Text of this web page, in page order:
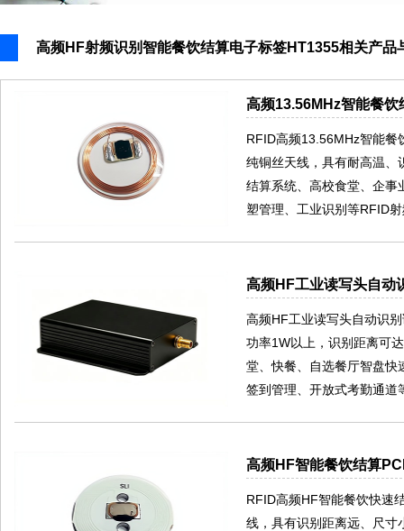
高频HF射频识别智能餐饮结算电子标签HT1355相关产品
高频13.56MHz智能餐
RFID高频13.56MHz智能餐
纯铜丝天线，具有耐高温、
结算系统、高校食堂、企事
塑管理、工业识别等RFID
高频HF工业读写头自动
高频HF工业读写头自动识
功率1W以上，识别距离可
堂、快餐、自选餐厅智盘快
签到管理、开放式考勤通道
高频HF智能餐饮结算
RFID高频HF智能餐饮快速
线，具有识别距离远、尺寸